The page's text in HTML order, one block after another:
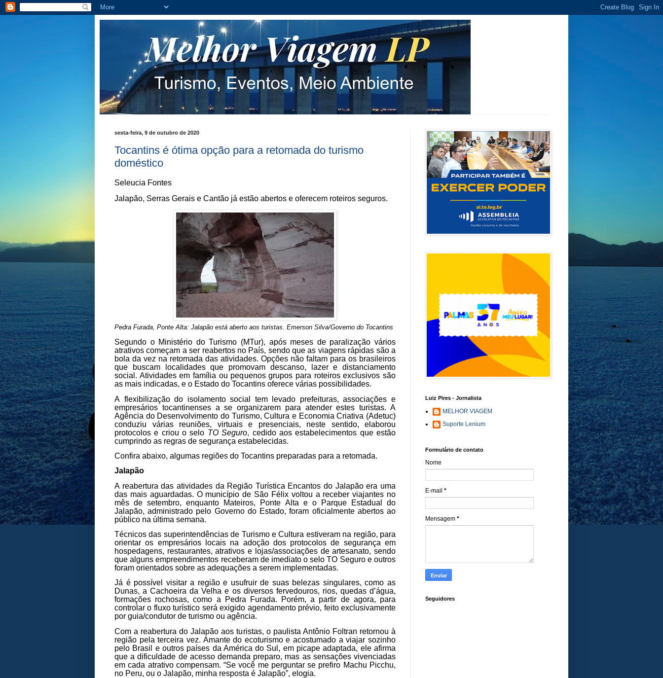
sexta-feira, 9 de outubro de 2020
Tocantins é ótima opção para a retomada do turismo
doméstico
Seleucia Fontes
Jalapão, Serras Gerais e Cantão já estão abertos e oferecem roteiros seguros.
Pedra Furada, Ponte Alta: Jalapão está aberto aos turistas. Emerson Silva/Governo do Tocantins
Segundo o Ministério do Turismo (MTur), após meses de paralização vários
atrativos começam a ser reabertos no País, sendo que as viagens rápidas são a
bola da vez na retomada das atividades. Opções não faltam para os brasileiros
que buscam localidades que promovam descanso, lazer e distanciamento
social. Atividades em família ou pequenos grupos para roteiros exclusivos são
as mais indicadas, e o Estado do Tocantins oferece várias possibilidades.
A flexibilização do isolamento social tem levado prefeituras, associações e
empresários tocantinenses a se organizarem para atender estes turistas. A
Agência do Desenvolvimento do Turismo, Cultura e Economia Criativa (Adetuc)
conduziu várias reuniões, virtuais e presenciais, neste sentido, elaborou
protocolos e criou o selo TO Seguro, cedido aos estabelecimentos que estão
cumprindo as regras de segurança estabelecidas.
Confira abaixo, algumas regiões do Tocantins preparadas para a retomada.
Jalapão
A reabertura das atividades da Região Turística Encantos do Jalapão era uma
das mais aguardadas. O município de São Félix voltou a receber viajantes no
mês de setembro, enquanto Mateiros, Ponte Alta e o Parque Estadual do
Jalapão, administrado pelo Governo do Estado, foram oficialmente abertos ao
público na última semana.
Técnicos das superintendências de Turismo e Cultura estiveram na região, para
orientar os empresários locais na adoção dos protocolos de segurança em
hospedagens, restaurantes, atrativos e lojas/associações de artesanato, sendo
que alguns empreendimentos receberam de imediato o selo TO Seguro e outros
foram orientados sobre as adequações a serem implementadas.
Já é possível visitar a região e usufruir de suas belezas singulares, como as
Dunas, a Cachoeira da Velha e os diversos fervedouros, rios, quedas d’água,
formações rochosas, como a Pedra Furada. Porém, a partir de agora, para
controlar o fluxo turístico será exigido agendamento prévio, feito exclusivamente
por guia/condutor de turismo ou agência.
Com a reabertura do Jalapão aos turistas, o paulista Antônio Foltran retornou à
região pela terceira vez. Amante do ecoturismo e acostumado a viajar sozinho
pelo Brasil e outros países da América do Sul, em picape adaptada, ele afirma
que a dificuldade de acesso demanda preparo, mas as sensações vivenciadas
em cada atrativo compensam. “Se você me perguntar se prefiro Machu Picchu,
no Peru, ou o Jalapão, minha resposta é Jalapão”, elogia.
Luiz Pires - Jornalista
MELHOR VIAGEM
Suporte Lenium
Formulário de contato
Nome
E-mail *
Mensagem *
Seguidores